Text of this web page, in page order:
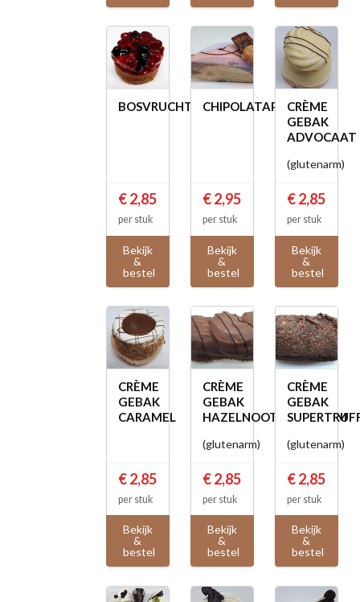
BOSVRUCHTENSLOFJE
€ 2,85
per stuk
Bekijk
&
bestel
CHIPOLATAPUNT
€ 2,95
per stuk
Bekijk
&
bestel
CRÈME
GEBAK
ADVOCAAT
(glutenarm)
€ 2,85
per stuk
Bekijk
&
bestel
CRÈME
GEBAK
CARAMEL
€ 2,85
per stuk
Bekijk
&
bestel
CRÈME
GEBAK
HAZELNOOTSLAGROOM
(glutenarm)
€ 2,85
per stuk
Bekijk
&
bestel
CRÈME
GEBAK
(glutenarm)
€ 2,85
per stuk
Bekijk
&
bestel